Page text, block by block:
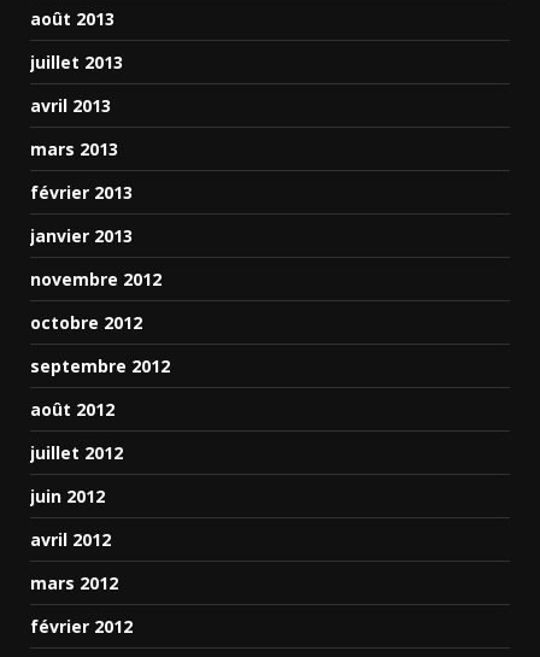
août 2013
juillet 2013
avril 2013
mars 2013
février 2013
janvier 2013
novembre 2012
octobre 2012
septembre 2012
août 2012
juillet 2012
juin 2012
avril 2012
mars 2012
février 2012